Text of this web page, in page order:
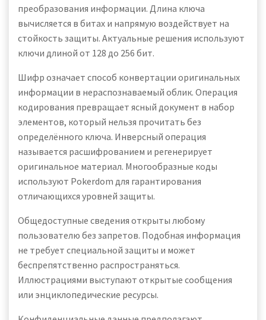
преобразования информации. Длина ключа
вычисляется в битах и напрямую воздействует на
стойкость защиты. Актуальные решения используют
ключи длиной от 128 до 256 бит.
Шифр означает способ конвертации оригинальных
информации в нераспознаваемый облик. Операция
кодирования превращает ясный документ в набор
элементов, который нельзя прочитать без
определённого ключа. Инверсный операция
называется расшифрованием и регенерирует
оригинальное материал. Многообразные коды
используют Pokerdom для гарантирования
отличающихся уровней защиты.
Общедоступные сведения открыты любому
пользователю без запретов. Подобная информация
не требует специальной защиты и может
беспрепятственно распространяться.
Иллюстрациями выступают открытые сообщения
или энциклопедические ресурсы.